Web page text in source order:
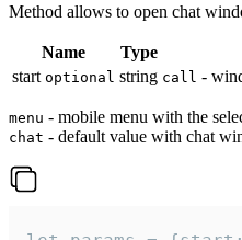
Method allows to open chat
Name Type
start optional string call -
menu - mobile menu with the
chat - default value with chat